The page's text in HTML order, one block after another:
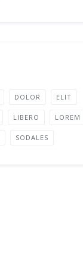
DOLOR ELIT
LIBERO LOREM
SODALES